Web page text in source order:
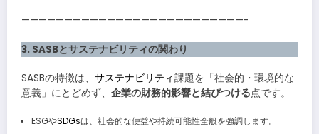
——————————————————————————-
3. SASBとサステナビリティの関わり
SASBの特徴は、 サステナビリティ課題を「社会的・環境的な
意義」にとどめず、 企業の財務的影響と結びつける点です。
ESGやSDGsは、社会的な便益や持続可能性全般を強調します。